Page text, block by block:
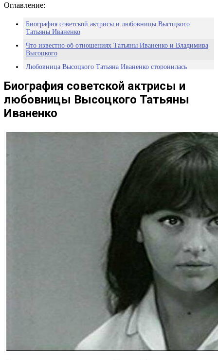
Оглавление:
Биография советской актрисы и любовницы Высоцкого
Татьяны Иваненко
Что известно об отношениях Татьяны Иваненко и Владимира
Высоцкого
Любовница Высоцкого Татьяна Иваненко сторонилась
Биография советской актрисы и
любовницы Высоцкого Татьяны
Иваненко